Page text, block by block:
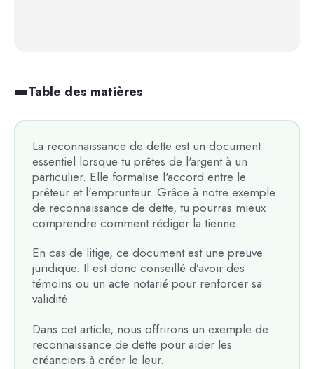
La reconnaissance de dette est un document
essentiel lorsque tu prêtes de l'argent à un
particulier. Elle formalise l'accord entre le
prêteur et l'emprunteur. Grâce à notre exemple
de reconnaissance de dette, tu pourras mieux
comprendre comment rédiger la tienne.
En cas de litige, ce document est une preuve
juridique. Il est donc conseillé d’avoir des
témoins ou un acte notarié pour renforcer sa
validité.
Dans cet article, nous offrirons un exemple de
reconnaissance de dette pour aider les
créanciers à créer le leur.
Table des matières